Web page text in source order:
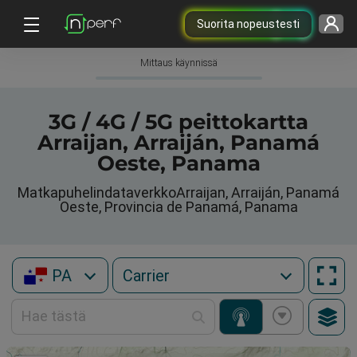
Suorita nopeustesti
Mittaus käynnissä
3G / 4G / 5G peittokartta
Arraijan, Arraiján, Panamá
Oeste, Panama
MatkapuhelindataverkkoArraijan, Arraiján, Panamá
Oeste, Provincia de Panamá, Panama
PA